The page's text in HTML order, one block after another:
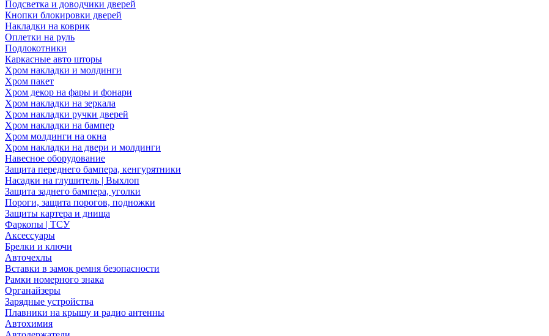
Подсветка и доводчики дверей
Кнопки блокировки дверей
Накладки на коврик
Оплетки на руль
Подлокотники
Каркасные авто шторы
Хром накладки и молдинги
Хром пакет
Хром декор на фары и фонари
Хром накладки на зеркала
Хром накладки ручки дверей
Хром накладки на бампер
Хром молдинги на окна
Хром накладки на двери и молдинги
Навесное оборудование
Защита переднего бампера, кенгурятники
Насадки на глушитель | Выхлоп
Защита заднего бампера, уголки
Пороги, защита порогов, подножки
Защиты картера и днища
Фаркопы | ТСУ
Аксессуары
Брелки и ключи
Авточехлы
Вставки в замок ремня безопасности
Рамки номерного знака
Органайзеры
Зарядные устройства
Плавники на крышу и радио антенны
Автохимия